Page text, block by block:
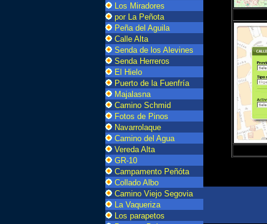
Los Miradores
por La Peñota
Peña del Aguila
Calle Alta
Senda de los Alevines
Senda Herreros
El Hielo
Puerto de la Fuenfría
Majalasna
Camino Schmid
Fotos de Pinos
Navarrolaque
Camino del Agua
Vereda Alta
GR-10
Campamento Peñóta
Collado Albo
Camino Viejo Segovia
La Vaqueriza
Los parapetos